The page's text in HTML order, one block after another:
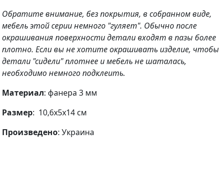
Обратите внимание, без покрытия, в собранном виде,
мебель этой серии немного "гуляет". Обычно после
окрашивания поверхности детали входят в пазы более
плотно. Если вы не хотите окрашивать изделие, чтобы
детали "сидели" плотнее и мебель не шаталась,
необходимо немного подклеить.
Материал: фанера 3 мм
Размер: 10,6х5х14 см
Произведено: Украина